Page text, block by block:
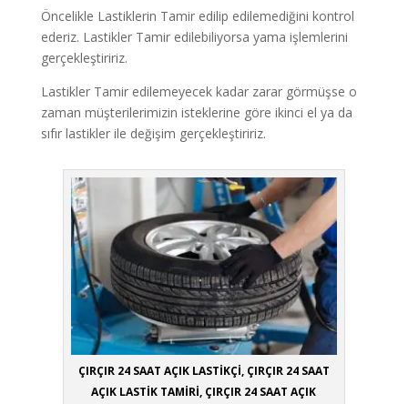
Öncelikle Lastiklerin Tamir edilip edilemediğini kontrol
ederiz. Lastikler Tamir edilebiliyorsa yama işlemlerini
gerçekleştiririz.
Lastikler Tamir edilemeyecek kadar zarar görmüşse o
zaman müşterilerimizin isteklerine göre ikinci el ya da
sıfır lastikler ile değişim gerçekleştiririz.
ÇIRÇIR 24 SAAT AÇIK LASTİKÇİ, ÇIRÇIR 24 SAAT
AÇIK LASTİK TAMİRİ, ÇIRÇIR 24 SAAT AÇIK